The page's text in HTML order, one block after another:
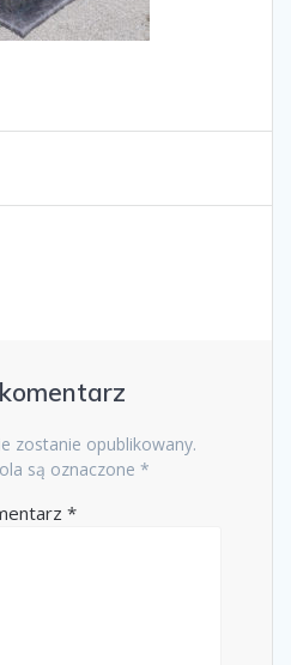
zostanie opublikowany.
są oznaczone *
*